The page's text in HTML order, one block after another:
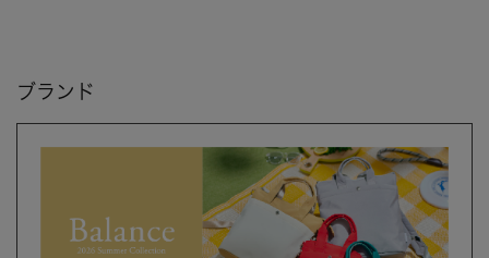
ブランド